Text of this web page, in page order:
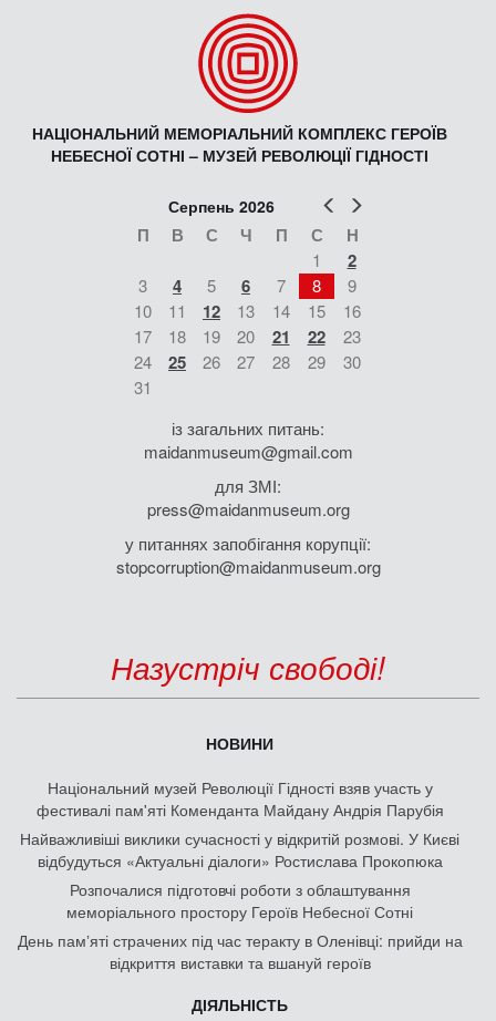
НАЦІОНАЛЬНИЙ МЕМОРІАЛЬНИЙ КОМПЛЕКС ГЕРОЇВ
НЕБЕСНОЇ СОТНІ – МУЗЕЙ РЕВОЛЮЦІЇ ГІДНОСТІ
Попер
Серпень 2026
П В С Ч П С Н
1 2
3 4 5 6 7 8
9
10
11 12 13 14 15
16
17
18 19 20 21 22
23
24
25 26 27 28 29
30
31
із загальних питань:
maidanmuseum@gmail.com
для ЗМІ:
press@maidanmuseum.org
у питаннях запобігання корупції:
stopcorruption@maidanmuseum.org
Назустріч свободі!
НОВИНИ
Національний музей Революції Гідності взяв участь у
фестивалі пам'яті Коменданта Майдану Андрія Парубія
Найважливіші виклики сучасності у відкритій розмові. У Києві
відбудуться «Актуальні діалоги» Ростислава Прокопюка
Розпочалися підготовчі роботи з облаштування
меморіального простору Героїв Небесної Сотні
День памʼяті страчених під час теракту в Оленівці: прийди на
відкриття виставки та вшануй героїв
ДІЯЛЬНІСТЬ